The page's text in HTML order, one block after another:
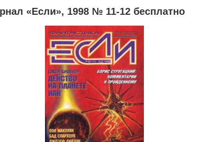
«Если», 1998 № 11-12 бесплатно